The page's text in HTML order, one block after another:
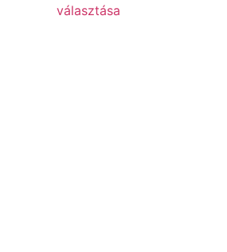
választása